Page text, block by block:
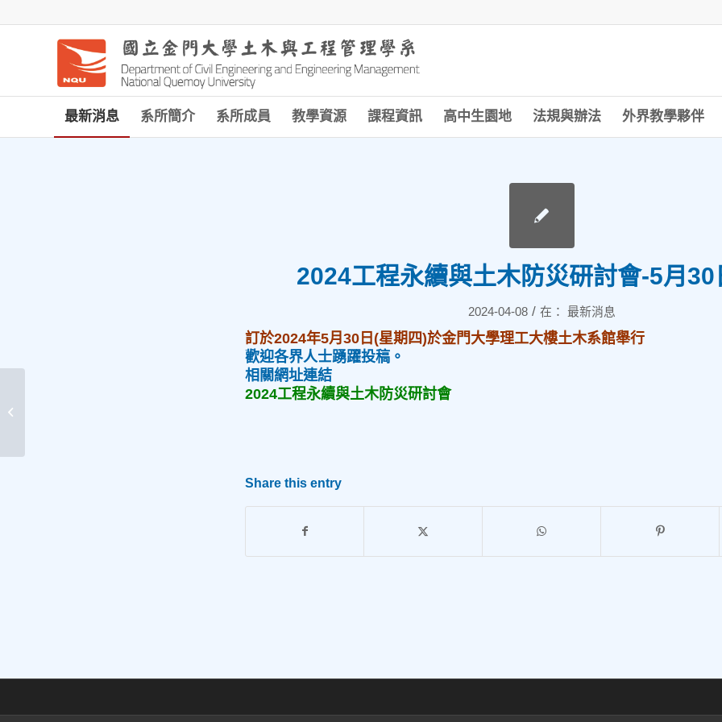
最新消息 系所簡介 系所成員 教學資源 課程資訊 高中生園地 法規與辦法 外界教學夥伴
2024工程永續與土木防災研討會-5月30
2024-04-08 / 在： 最新消息
訂於2024年5月30日(星期四)於金門大學理工大樓土木系館舉行
歡迎各界人士踴躍投稿。
相關網址連結
2024工程永續與土木防災研討會
Share this entry